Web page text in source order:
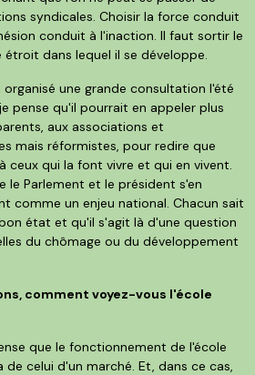
syndicales. Choisir la force conduit
conduit à l'inaction. Il faut sortir le
dans lequel il se développe.
organisé une grande consultation l'été
pense qu'il pourrait en appeler plus
aux associations et
mais réformistes, pour redire que
ceux qui la font vivre et qui en vivent.
le Parlement et le président s'en
comme un enjeu national. Chacun sait
état et qu'il s'agit là d'une question
du chômage ou du développement
comment voyez-vous l'école
que le fonctionnement de l'école
celui d'un marché. Et, dans ce cas,